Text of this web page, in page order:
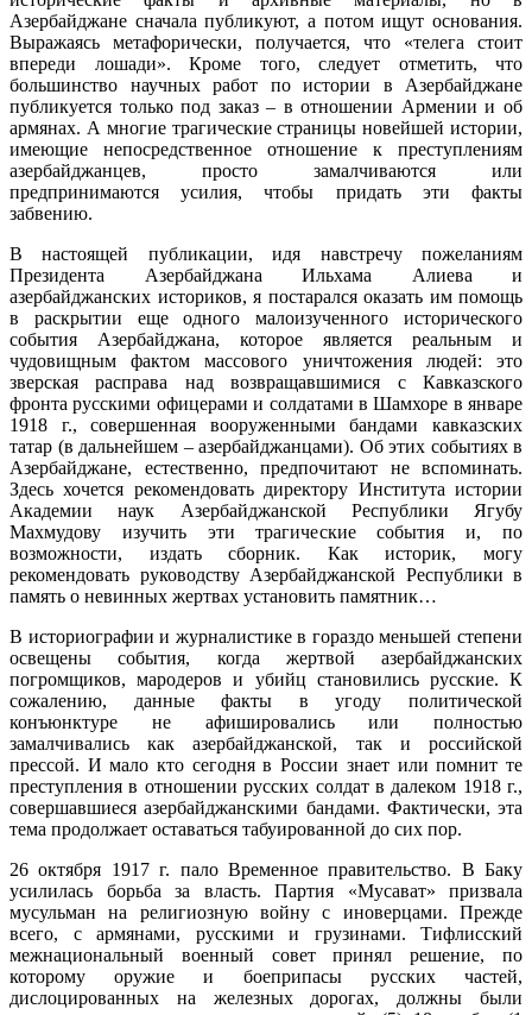
Азербайджане сначала публикуют, а потом ищут основания.
Выражаясь метафорически, получается, что «телега стоит
впереди лошади». Кроме того, следует отметить, что
большинство научных работ по истории в Азербайджане
публикуется только под заказ – в отношении Армении и об
армянах. А многие трагические страницы новейшей истории,
имеющие непосредственное отношение к преступлениям
азербайджанцев, просто замалчиваются или
предпринимаются усилия, чтобы придать эти факты
забвению.
В настоящей публикации, идя навстречу пожеланиям
Президента Азербайджана Ильхама Алиева и
азербайджанских историков, я постарался оказать им помощь
в раскрытии еще одного малоизученного исторического
события Азербайджана, которое является реальным и
чудовищным фактом массового уничтожения людей: это
зверская расправа над возвращавшимися с Кавказского
фронта русскими офицерами и солдатами в Шамхоре в январе
1918 г., совершенная вооруженными бандами кавказских
татар (в дальнейшем – азербайджанцами). Об этих событиях в
Азербайджане, естественно, предпочитают не вспоминать.
Здесь хочется рекомендовать директору Института истории
Академии наук Азербайджанской Республики Ягубу
Махмудову изучить эти трагические события и, по
возможности, издать сборник. Как историк, могу
рекомендовать руководству Азербайджанской Республики в
память о невинных жертвах установить памятник…
В историографии и журналистике в гораздо меньшей степени
освещены события, когда жертвой азербайджанских
погромщиков, мародеров и убийц становились русские. К
сожалению, данные факты в угоду политической
конъюнктуре не афишировались или полностью
замалчивались как азербайджанской, так и российской
прессой. И мало кто сегодня в России знает или помнит те
преступления в отношении русских солдат в далеком 1918 г.,
совершавшиеся азербайджанскими бандами. Фактически, эта
тема продолжает оставаться табуированной до сих пор.
26 октября 1917 г. пало Временное правительство. В Баку
усилилась борьба за власть. Партия «Мусават» призвала
мусульман на религиозную войну с иноверцами. Прежде
всего, с армянами, русскими и грузинами. Тифлисский
межнациональный военный совет принял решение, по
которому оружие и боеприпасы русских частей,
дислоцированных на железных дорогах, должны были